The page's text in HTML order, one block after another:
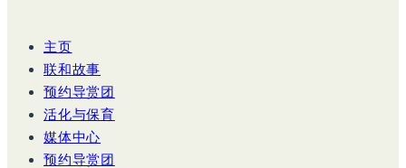
主页
联和故事
预约导赏团
活化与保育
媒体中心
预约导赏团